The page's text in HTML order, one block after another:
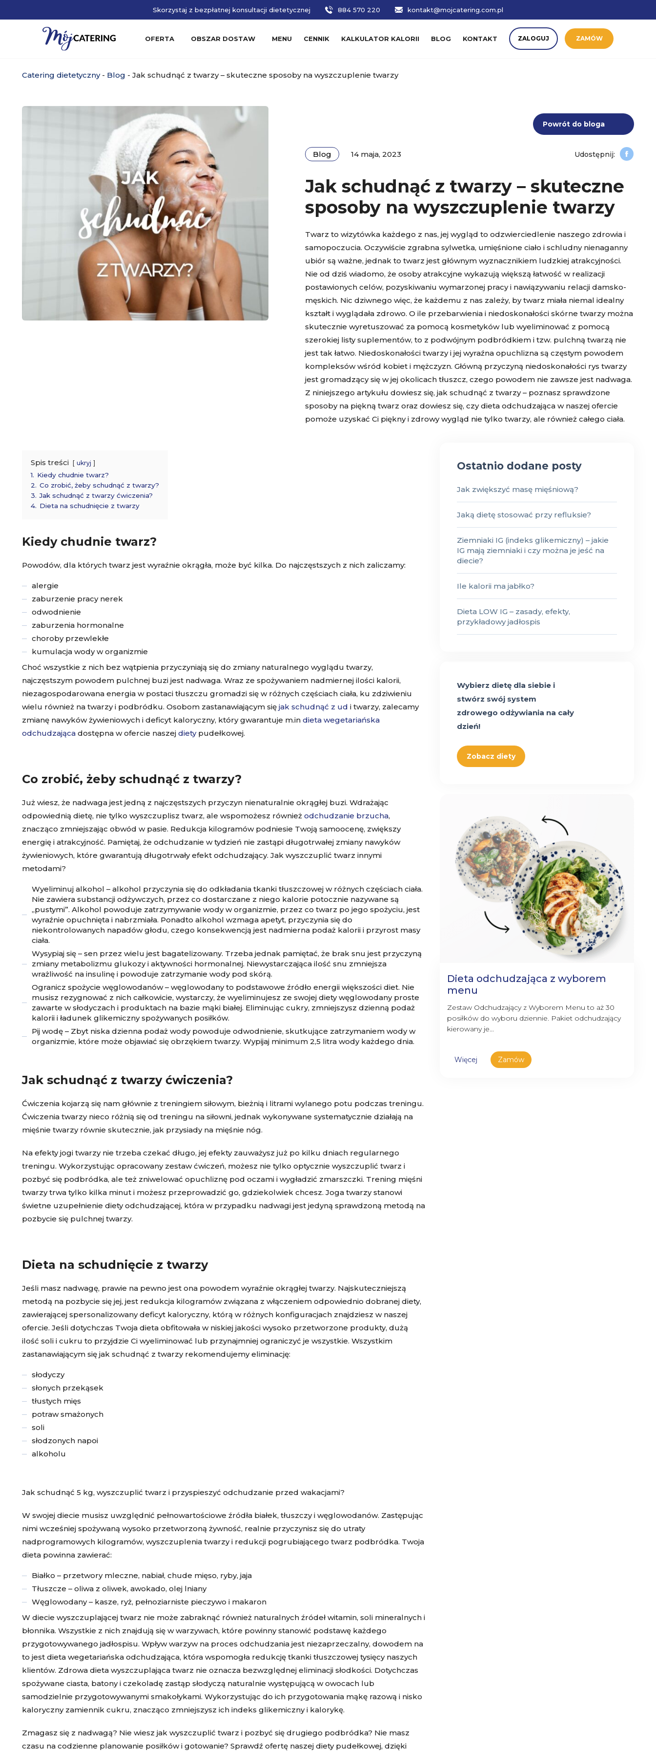
Skorzystaj z bezpłatnej konsultacji dietetycznej 884 570 220 kontakt@mojcatering.com.pl
OFERTA OBSZAR DOSTAW MENU CENNIK KALKULATOR KALORII BLOG KONTAKT ZALOGUJ ZAMÓW
Catering dietetyczny- Blog - Jak schudnąć z twarzy – skuteczne sposoby na wyszczuplenie twarzy
Powrót do bloga
Blog 14 maja, 2023
Jak schudnąć z twarzy – skuteczne
sposoby na wyszczuplenie twarzy
Twarz to wizytówka każdego z nas, jej wygląd to odzwierciedlenie naszego zdrowia i
samopoczucia. Oczywiście zgrabna sylwetka, umięśnione ciało i schludny nienaganny
ubiór są ważne, jednak to twarz jest głównym wyznacznikiem ludzkiej atrakcyjności.
Nie od dziś wiadomo, że osoby atrakcyjne wykazują większą łatwość w realizacji
postawionych celów, pozyskiwaniu wymarzonej pracy i nawiązywaniu relacji damsko-
męskich. Nic dziwnego więc, że każdemu z nas zależy, by twarz miała niemal idealny
kształt i wyglądała zdrowo. O ile przebarwienia i niedoskonałości skórne twarzy można
skutecznie wyretuszować za pomocą kosmetyków lub wyeliminować z pomocą
szerokiej listy suplementów, to z podwójnym podbródkiem i tzw. pulchną twarzą nie
jest tak łatwo. Niedoskonałości twarzy i jej wyraźna opuchlizna są częstym powodem
kompleksów wśród kobiet i mężczyzn. Główną przyczyną niedoskonałości rys twarzy
jest gromadzący się w jej okolicach tłuszcz, czego powodem nie zawsze jest nadwaga.
Z niniejszego artykułu dowiesz się, jak schudnąć z twarzy – poznasz sprawdzone
sposoby na piękną twarz oraz dowiesz się, czydieta odchudzająca w naszej ofercie
pomoże uzyskać Ci piękny i zdrowy wygląd nie tylko twarzy, ale również całego ciała.
Spis treści ukryj
1. Kiedy chudnie twarz?
2. Co zrobić, żeby schudnąć z twarzy?
3. Jak schudnąć z twarzy ćwiczenia?
4. Dieta na schudnięcie z twarzy
Kiedy chudnie twarz?
Powodów, dla których twarz jest wyraźnie okrągła, może być kilka. Do najczęstszych z nich zaliczamy:
alergie
zaburzenie pracy nerek
odwodnienie
zaburzenia hormonalne
choroby przewlekłe
kumulacja wody w organizmie
Choć wszystkie z nich bez wątpienia przyczyniają się do zmiany naturalnego wyglądu twarzy,
najczęstszym powodem pulchnej buzi jest nadwaga. Wraz ze spożywaniem nadmiernej ilości kalorii,
niezagospodarowana energia w postaci tłuszczu gromadzi się w różnych częściach ciała, ku zdziwieniu
wielu również na twarzy i podbródku. Osobom zastanawiającym się jak schudnąć z ud i twarzy, zalecamy
zmianę nawyków żywieniowych i deficyt kaloryczny, który gwarantuje m.in dieta wegetariańska
odchudzająca dostępna w ofercie naszej dietypudełkowej.
Co zrobić, żeby schudnąć z twarzy?
Już wiesz, że nadwaga jest jedną z najczęstszych przyczyn nienaturalnie okrągłej buzi. Wdrażając
odpowiednią dietę, nie tylko wyszczuplisz twarz, ale wspomożesz również odchudzanie brzucha,
znacząco zmniejszając obwód w pasie. Redukcja kilogramów podniesie Twoją samoocenę, zwiększy
energię i atrakcyjność. Pamiętaj, że odchudzanie w tydzień nie zastąpi długotrwałej zmiany nawyków
żywieniowych, które gwarantują długotrwały efekt odchudzający. Jak wyszczuplić twarz innymi
metodami?
Wyeliminuj alkohol – alkohol przyczynia się do odkładania tkanki tłuszczowej w różnych częściach ciała.
Nie zawiera substancji odżywczych, przez co dostarczane z niego kalorie potocznie nazywane są
„pustymi”. Alkohol powoduje zatrzymywanie wody w organizmie, przez co twarz po jego spożyciu, jest
wyraźnie opuchnięta i nabrzmiała. Ponadto alkohol wzmaga apetyt, przyczynia się do
niekontrolowanych napadów głodu, czego konsekwencją jest nadmierna podaż kalorii i przyrost masy
ciała.
Wysypiaj się – sen przez wielu jest bagatelizowany. Trzeba jednak pamiętać, że brak snu jest przyczyną
zmiany metabolizmu glukozy i aktywności hormonalnej. Niewystarczająca ilość snu zmniejsza
wrażliwość na insulinę i powoduje zatrzymanie wody pod skórą.
Ogranicz spożycie węglowodanów – węglowodany to podstawowe źródło energii większości diet. Nie
musisz rezygnować z nich całkowicie, wystarczy, że wyeliminujesz ze swojej diety węglowodany proste
zawarte w słodyczach i produktach na bazie mąki białej. Eliminując cukry, zmniejszysz dzienną podaż
kalorii i ładunek glikemiczny spożywanych posiłków.
Pij wodę – Zbyt niska dzienna podaż wody powoduje odwodnienie, skutkujące zatrzymaniem wody w
organizmie, które może objawiać się obrzękiem twarzy. Wypijaj minimum 2,5 litra wody każdego dnia.
Jak schudnąć z twarzy ćwiczenia?
Ćwiczenia kojarzą się nam głównie z treningiem siłowym, bieżnią i litrami wylanego potu podczas treningu.
Ćwiczenia twarzy nieco różnią się od treningu na siłowni, jednak wykonywane systematycznie działają na
mięśnie twarzy równie skutecznie, jak przysiady na mięśnie nóg.
Na efekty jogi twarzy nie trzeba czekać długo, jej efekty zauważysz już po kilku dniach regularnego
treningu. Wykorzystując opracowany zestaw ćwiczeń, możesz nie tylko optycznie wyszczuplić twarz i
pozbyć się podbródka, ale też zniwelować opuchliznę pod oczami i wygładzić zmarszczki. Trening mięśni
twarzy trwa tylko kilka minut i możesz przeprowadzić go, gdziekolwiek chcesz. Joga twarzy stanowi
świetne uzupełnienie diety odchudzającej, która w przypadku nadwagi jest jedyną sprawdzoną metodą na
pozbycie się pulchnej twarzy.
Dieta na schudnięcie z twarzy
Jeśli masz nadwagę, prawie na pewno jest ona powodem wyraźnie okrągłej twarzy. Najskuteczniejszą
metodą na pozbycie się jej, jest redukcja kilogramów związana z włączeniem odpowiednio dobranej diety,
zawierającej spersonalizowany deficyt kaloryczny, którą w różnych konfiguracjach znajdziesz w naszej
ofercie. Jeśli dotychczas Twoja dieta obfitowała w niskiej jakości wysoko przetworzone produkty, dużą
ilość soli i cukru to przyjdzie Ci wyeliminować lub przynajmniej ograniczyć je wszystkie. Wszystkim
zastanawiającym się jak schudnąć z twarzy rekomendujemy eliminację:
słodyczy
słonych przekąsek
tłustych mięs
potraw smażonych
soli
słodzonych napoi
alkoholu
Jak schudnąć 5 kg, wyszczuplić twarz i przyspieszyć odchudzanie przed wakacjami?
W swojej diecie musisz uwzględnić pełnowartościowe źródła białek, tłuszczy i węglowodanów. Zastępując
nimi wcześniej spożywaną wysoko przetworzoną żywność, realnie przyczynisz się do utraty
nadprogramowych kilogramów, wyszczuplenia twarzy i redukcji pogrubiającego twarz podbródka. Twoja
dieta powinna zawierać:
Białko – przetwory mleczne, nabiał, chude mięso, ryby, jaja
Tłuszcze – oliwa z oliwek, awokado, olej lniany
Węglowodany – kasze, ryż, pełnoziarniste pieczywo i makaron
W diecie wyszczuplającej twarz nie może zabraknąć również naturalnych źródeł witamin, soli mineralnych i
błonnika. Wszystkie z nich znajdują się w warzywach, które powinny stanowić podstawę każdego
przygotowywanego jadłospisu. Wpływ warzyw na proces odchudzania jest niezaprzeczalny, dowodem na
to jest dieta wegetariańska odchudzająca, która wspomogła redukcję tkanki tłuszczowej tysięcy naszych
klientów. Zdrowa dieta wyszczuplająca twarz nie oznacza bezwzględnej eliminacji słodkości. Dotychczas
spożywane ciasta, batony i czekoladę zastąp słodyczą naturalnie występującą w owocach lub
samodzielnie przygotowywanymi smakołykami. Wykorzystując do ich przygotowania mąkę razową i nisko
kaloryczny zamiennik cukru, znacząco zmniejszysz ich indeks glikemiczny i kalorykę.
Zmagasz się z nadwagą? Nie wiesz jak wyszczuplić twarz i pozbyć się drugiego podbródka? Nie masz
czasu na codzienne planowanie posiłków i gotowanie? Sprawdź ofertę naszej diety pudełkowej, dzięki
Ostatnio dodane posty
Jak zwiększyć masę mięśniową?
Jaką dietę stosować przy refluksie?
Ziemniaki IG (indeks glikemiczny) – jakie
IG mają ziemniaki i czy można je jeść na
diecie?
Ile kalorii ma jabłko?
Dieta LOW IG – zasady, efekty,
przykładowy jadłospis
Wybierz dietę dla siebie i
stwórz swój system
zdrowego odżywiania na cały
dzień!
Zobacz diety
Dieta odchudzająca z wyborem
menu
Zestaw Odchudzający z Wyborem Menu to aż 30
posiłków do wyboru dziennie. Pakiet odchudzający
kierowany je...
Więcej Zamów